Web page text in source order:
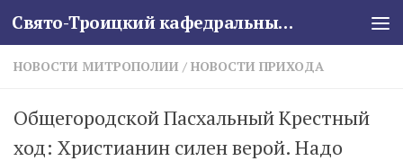
Skip to content Свято-Троицкий кафедральный собор
НОВОСТИ МИТРОПОЛИИ / НОВОСТИ ПРИХОДА
Общегородской Пасхальный Крестный
ход: Христианин силен верой. Надо